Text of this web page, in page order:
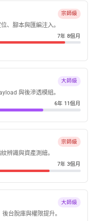
宗師級
、腳本與匯編注入。
7年 8個月
大師級
與後滲透模組。
6年 11個月
宗師級
辨識與資產測繪。
7年 3個月
大師級
台脫庫與權限提升。